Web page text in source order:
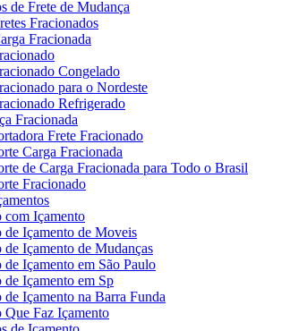
de Frete de Mudança
Fracionados
Fracionada
Congelado
para o Nordeste
Refrigerado
Fracionada
Frete Fracionado
Carga Fracionada
de Carga Fracionada para Todo o Brasil
Fracionado
com Içamento
de Içamento de Moveis
de Içamento de Mudanças
de Içamento em São Paulo
de Içamento em Sp
de Içamento na Barra Funda
Que Faz Içamento